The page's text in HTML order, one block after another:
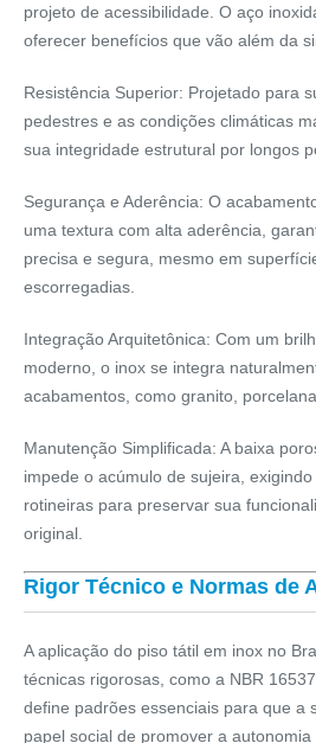
projeto de acessibilidade. O aço
oferecer benefícios que vão além da
Resistência Superior: Projetado para
pedestres e as condições climáticas
sua integridade estrutural por longos
Segurança e Aderência: O
uma textura com alta aderência ,
precisa e segura, mesmo em
escorregadias.
Integração Arquitetônica: Com um
moderno, o inox se integra
acabamentos, como granito,
Manutenção Simplificada: A baixa
impede o acúmulo de sujeira,
rotineiras para preservar sua
original.
Rigor Técnico e Normas de
A aplicação do piso tátil em inox no
técnicas rigorosas, como a NBR 16537
define padrões essenciais para que a
papel social de promover a autonomia